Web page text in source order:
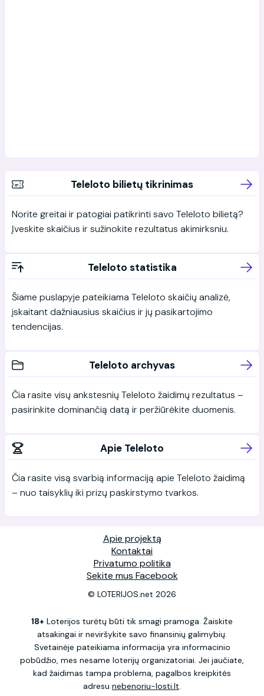
Teleloto bilietų tikrinimas
Norite greitai ir patogiai patikrinti savo Teleloto bilietą?
Įveskite skaičius ir sužinokite rezultatus akimirksniu.
Teleloto statistika
Šiame puslapyje pateikiama Teleloto skaičių analizė,
įskaitant dažniausius skaičius ir jų pasikartojimo
tendencijas.
Teleloto archyvas
Čia rasite visų ankstesnių Teleloto žaidimų rezultatus –
pasirinkite dominančią datą ir peržiūrėkite duomenis.
Apie Teleloto
Čia rasite visą svarbią informaciją apie Teleloto žaidimą
– nuo taisyklių iki prizų paskirstymo tvarkos.
Apie projektą
Kontaktai
Privatumo politika
Sekite mus Facebook
© LOTERIJOS.net 2026
18+ Loterijos turėtų būti tik smagi pramoga. Žaiskite
atsakingai ir neviršykite savo finansinių galimybių.
Svetainėje pateikiama informacija yra informacinio
pobūdžio, mes nesame loterijų organizatoriai. Jei jaučiate,
kad žaidimas tampa problema, pagalbos kreipkitės
adresu nebenoriu-losti.lt.